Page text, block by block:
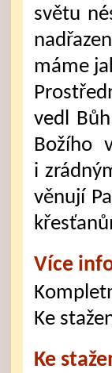
světu
máme
vedl
Božího
i
věnují
Více
Ke
Ke